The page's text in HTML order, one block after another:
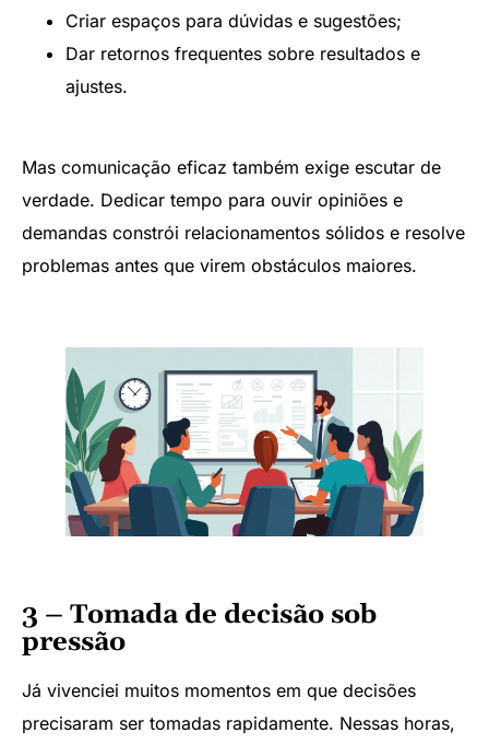
Criar espaços para dúvidas e sugestões;
Dar retornos frequentes sobre resultados e
ajustes.
Mas comunicação eficaz também exige escutar de
verdade. Dedicar tempo para ouvir opiniões e
demandas constrói relacionamentos sólidos e resolve
problemas antes que virem obstáculos maiores.
3 – Tomada de decisão sob
pressão
Já vivenciei muitos momentos em que decisões
precisaram ser tomadas rapidamente. Nessas horas,